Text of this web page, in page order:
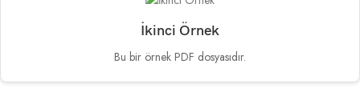
İkinci Örnek
Bu bir örnek PDF dosyasıdır.